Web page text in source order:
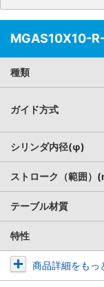
MGAS10X10-
種類
ガイド方式
シリンダ内径(φ)
ストローク（範囲）
テーブル材質
特性
商品詳細をもっ